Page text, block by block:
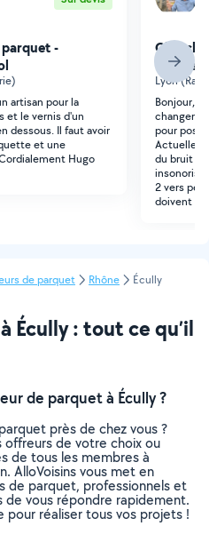
-
artisan pour la
et le vernis d'un
dessous. Il faut avoir
et une
Hugo
Lyon
Bonjour,
changer
pour
du bruit
2 vers
doivent
de parquet Rhône Écully
Écully : tout ce qu’il
de parquet à Écully ?
près de chez vous ?
de votre choix ou
de tous les membres à
AlloVoisins vous met en
de parquet, professionnels et
de vous répondre rapidement.
pour réaliser tous vos projets !